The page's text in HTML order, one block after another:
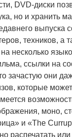
DVD-диски
но и хранить
выпуска
техников, а
несколько
ссылки на
зачастую они
которые
моно,
и «The
или